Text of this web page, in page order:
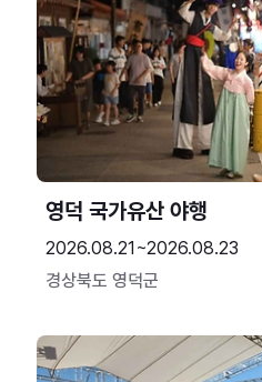
영덕 국가유산 야행
2026.08.21~2026.08.23
경상북도 영덕군